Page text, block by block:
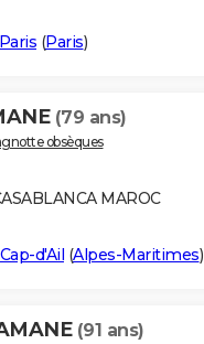
Paris (Paris)
(79 ans)
obsèques
MAROC
Cap-d'Ail (Alpes-Maritimes)
(91 ans)